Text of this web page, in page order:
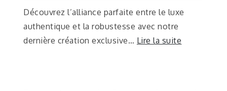
Découvrez l’alliance parfaite entre le luxe
authentique et la robustesse avec notre
dernière création exclusive… Lire la suite